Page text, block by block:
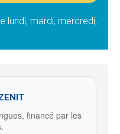
lundi, mardi, mercredi,
financé par les